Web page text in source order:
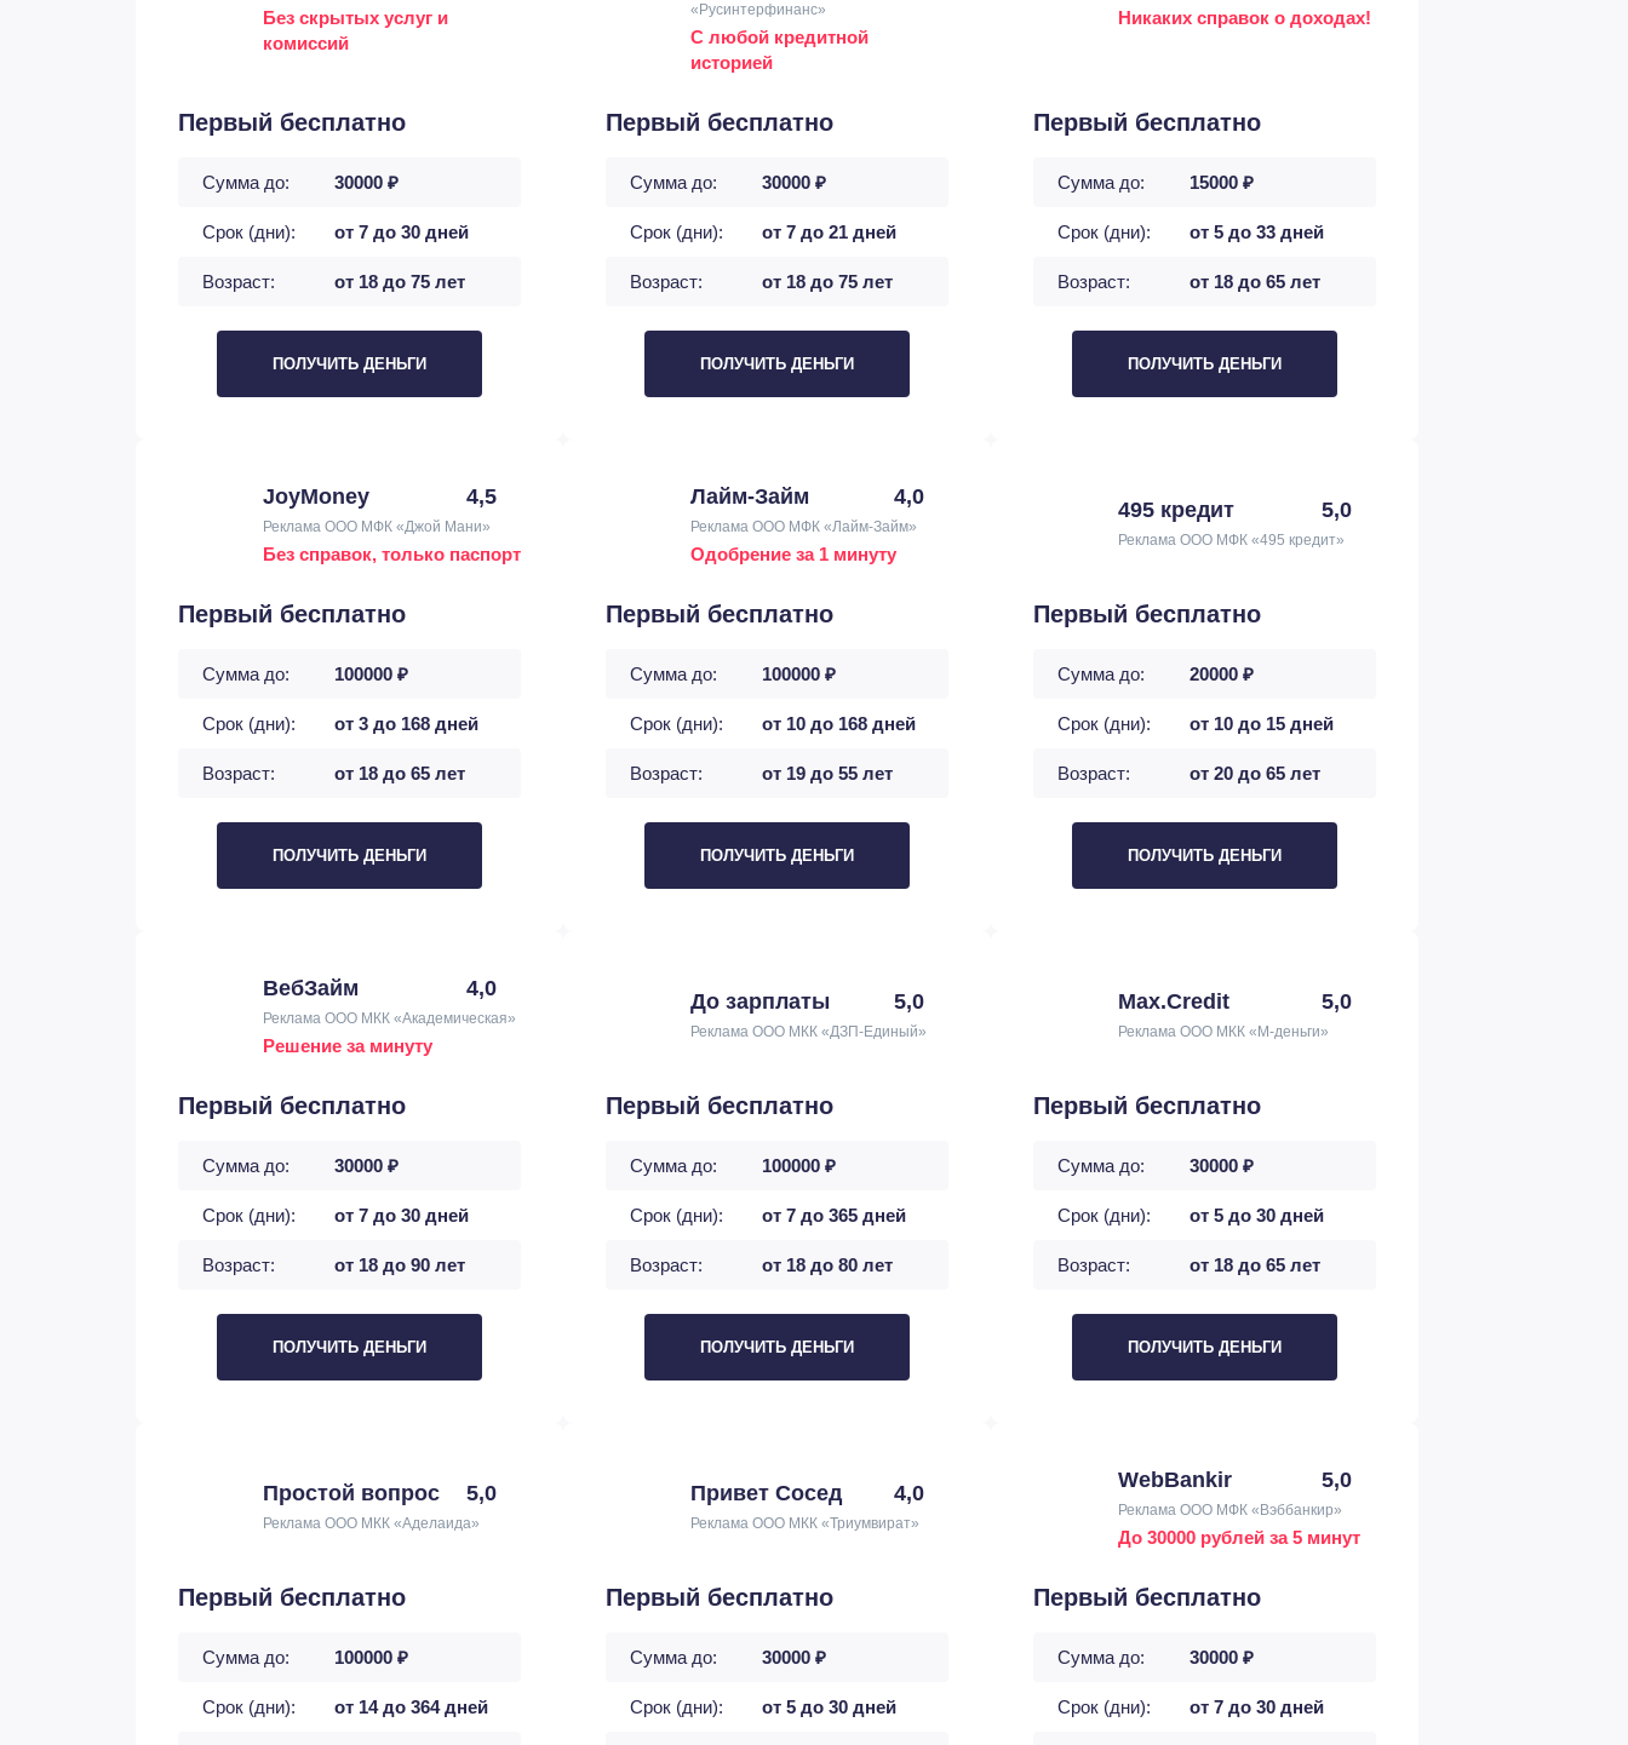
Без скрытых услуг и
комиссий
Первый бесплатно
Сумма до: 30000 ₽
Срок (дни): от 7 до 30 дней
Возраст: от 18 до 75 лет
ПОЛУЧИТЬ ДЕНЬГИ
«Русинтерфинанс»
С любой кредитной
историей
Первый бесплатно
Сумма до: 30000 ₽
Срок (дни): от 7 до 21 дней
Возраст: от 18 до 75 лет
ПОЛУЧИТЬ ДЕНЬГИ
Никаких справок о доходах!
Первый бесплатно
Сумма до: 15000 ₽
Срок (дни): от 5 до 33 дней
Возраст: от 18 до 65 лет
ПОЛУЧИТЬ ДЕНЬГИ
JoyMoney 4,5
Реклама ООО МФК «Джой Мани»
Без справок, только паспорт
Первый бесплатно
Сумма до: 100000 ₽
Срок (дни): от 3 до 168 дней
Возраст: от 18 до 65 лет
ПОЛУЧИТЬ ДЕНЬГИ
Лайм-Займ 4,0
Реклама ООО МФК «Лайм-Займ»
Одобрение за 1 минуту
Первый бесплатно
Сумма до: 100000 ₽
Срок (дни): от 10 до 168 дней
Возраст: от 19 до 55 лет
ПОЛУЧИТЬ ДЕНЬГИ
495 кредит 5,0
Реклама ООО МФК «495 кредит»
Первый бесплатно
Сумма до: 20000 ₽
Срок (дни): от 10 до 15 дней
Возраст: от 20 до 65 лет
ПОЛУЧИТЬ ДЕНЬГИ
ВебЗайм 4,0
Реклама ООО МКК «Академическая»
Решение за минуту
Первый бесплатно
Сумма до: 30000 ₽
Срок (дни): от 7 до 30 дней
Возраст: от 18 до 90 лет
ПОЛУЧИТЬ ДЕНЬГИ
До зарплаты 5,0
Реклама ООО МКК «ДЗП-Единый»
Первый бесплатно
Сумма до: 100000 ₽
Срок (дни): от 7 до 365 дней
Возраст: от 18 до 80 лет
ПОЛУЧИТЬ ДЕНЬГИ
Max.Credit 5,0
Реклама ООО МКК «М-деньги»
Первый бесплатно
Сумма до: 30000 ₽
Срок (дни): от 5 до 30 дней
Возраст: от 18 до 65 лет
ПОЛУЧИТЬ ДЕНЬГИ
Простой вопрос 5,0
Реклама ООО МКК «Аделаида»
Первый бесплатно
Сумма до: 100000 ₽
Срок (дни): от 14 до 364 дней
Привет Сосед 4,0
Реклама ООО МКК «Триумвират»
Первый бесплатно
Сумма до: 30000 ₽
Срок (дни): от 5 до 30 дней
WebBankir 5,0
Реклама ООО МФК «Вэббанкир»
До 30000 рублей за 5 минут
Первый бесплатно
Сумма до: 30000 ₽
Срок (дни): от 7 до 30 дней